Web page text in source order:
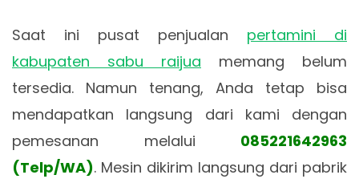
Saat ini pusat penjualan pertamini di
kabupaten sabu raijua memang belum
tersedia. Namun tenang, Anda tetap bisa
mendapatkan langsung dari kami dengan
pemesanan melalui 085221642963
(Telp/WA). Mesin dikirim langsung dari pabrik